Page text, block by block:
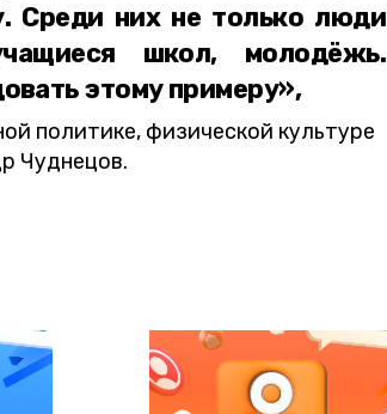
Среди них не только люди
школ, молодёжь.
этому примеру»,
политике, физической культуре
Чуднецов.